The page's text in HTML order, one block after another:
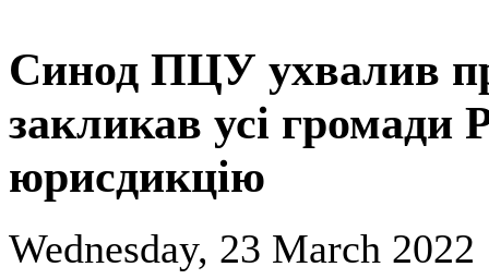
Синод ПЦУ ухвалив
закликав усі громади
юрисдикцію
Wednesday, 23 March